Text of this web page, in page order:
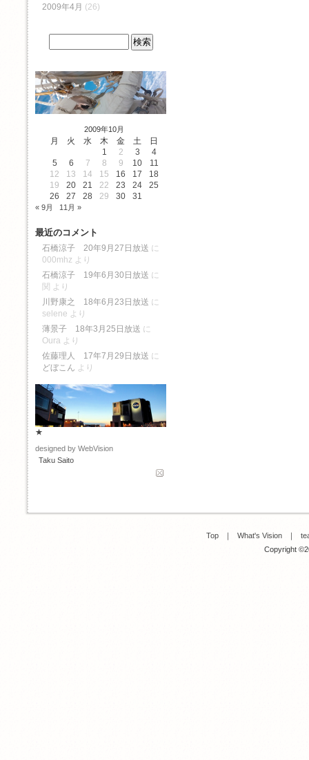
2009年4月 (26)
2009年10月
月 火 水 木 金 土
日
1
2 3
4
5
6 7 8 9 10
11
12
13 14 15 16 17
18
19
20 21 22 23 24
25
26
27 28 29 30 31
« 9月 11月 »
最近のコメント
石橋涼子 20年9月27日放送 に
000mhz より
石橋涼子 19年6月30日放送 に
関 より
川野康之 18年6月23日放送 に
selene より
薄景子 18年3月25日放送 に
Oura より
佐藤理人 17年7月29日放送 に
どぼこん より
★
designed by WebVision
Taku Saito
Top ｜ What's Vision ｜
Copyright